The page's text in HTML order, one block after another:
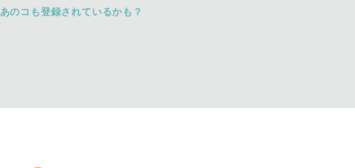
あのコも登録されているかも？